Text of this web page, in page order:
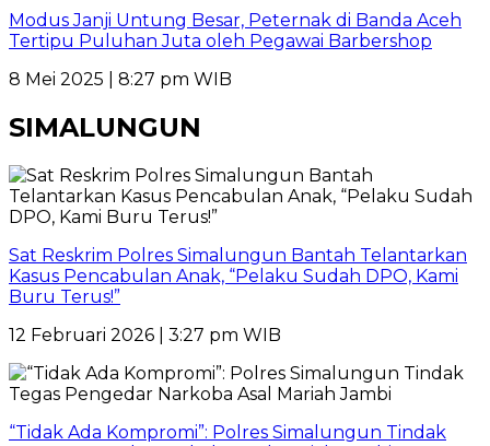
Modus Janji Untung Besar, Peternak di Banda Aceh
Tertipu Puluhan Juta oleh Pegawai Barbershop
8 Mei 2025 | 8:27 pm WIB
SIMALUNGUN
Sat Reskrim Polres Simalungun Bantah Telantarkan
Kasus Pencabulan Anak, “Pelaku Sudah DPO, Kami
Buru Terus!”
12 Februari 2026 | 3:27 pm WIB
“Tidak Ada Kompromi”: Polres Simalungun Tindak